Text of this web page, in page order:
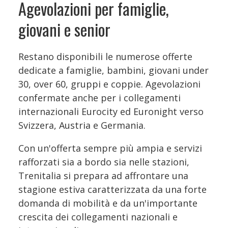
Agevolazioni per famiglie,
giovani e senior
Restano disponibili le numerose offerte
dedicate a famiglie, bambini, giovani under
30, over 60, gruppi e coppie. Agevolazioni
confermate anche per i collegamenti
internazionali Eurocity ed Euronight verso
Svizzera, Austria e Germania.
Con un'offerta sempre più ampia e servizi
rafforzati sia a bordo sia nelle stazioni,
Trenitalia si prepara ad affrontare una
stagione estiva caratterizzata da una forte
domanda di mobilità e da un'importante
crescita dei collegamenti nazionali e